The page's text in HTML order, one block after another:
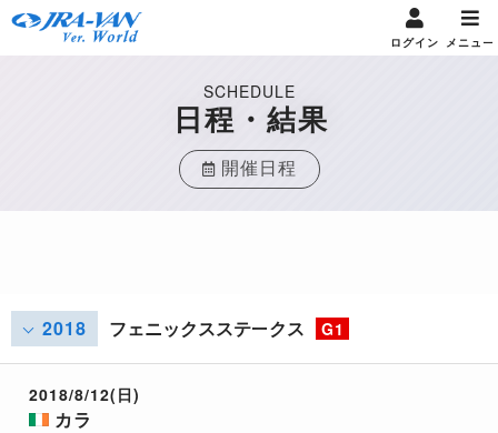
ログイン メニュー
SCHEDULE
日程・結果
開催日程
2018 フェニックスステークス G1
2018/8/12(日)
カラ